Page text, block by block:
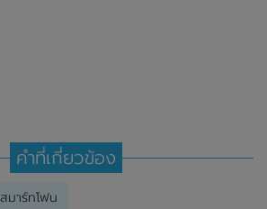
คำที่เกี่ยวข้อง
สมาร์ทโฟน